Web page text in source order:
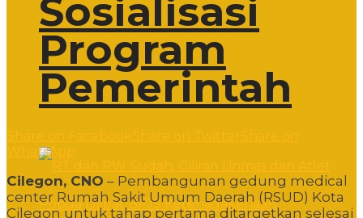
Sosialisasi
Program
Pemerintah
WhatsApp
Cilegon, CNO – Pembangunan gedung medical
center Rumah Sakit Umum Daerah (RSUD) Kota
Cilegon untuk tahap pertama ditargetkan selesai